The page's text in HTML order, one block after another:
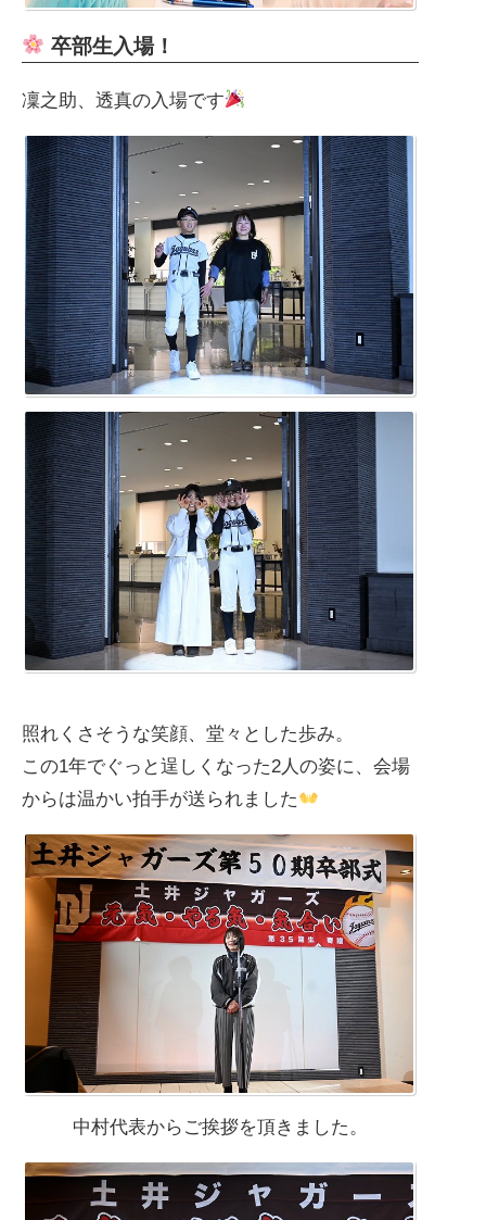
卒部生入場！
凜之助、透真の入場です
照れくさそうな笑顔、堂々とした歩み。
この1年でぐっと逞しくなった2人の姿に、会場
からは温かい拍手が送られました
中村代表からご挨拶を頂きました。